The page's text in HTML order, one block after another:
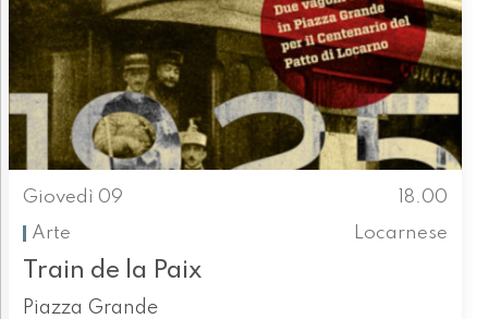
Giovedì 09
18.00
Arte
Locarnese
Train de la Paix
Piazza Grande